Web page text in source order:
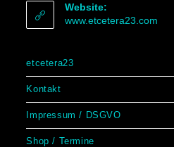
Website:
www.etcetera23.com
etcetera23
Kontakt
Impressum / DSGVO
Shop / Termine